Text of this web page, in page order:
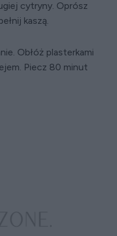
cytryny. Oprósz
kaszą.
Obłóż plasterkami
Piecz 80 minut